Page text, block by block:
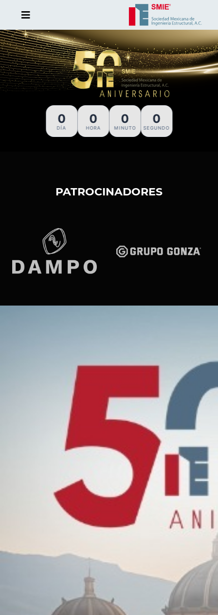
0
DÍA
0
HORA
0
MINUTO
0
SEGUNDO
PATROCINADORES